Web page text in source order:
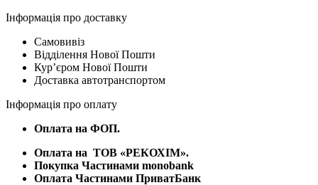
Інформація про доставку
Самовивіз
Відділення Нової Пошти
Курʼєром Нової Пошти
Доставка автотранспортом
Інформація про оплату
Оплата на ФОП.
Оплата на ТОВ «РЕКОХІМ».
Покупка Частинами monobank
Оплата Частинами ПриватБанк